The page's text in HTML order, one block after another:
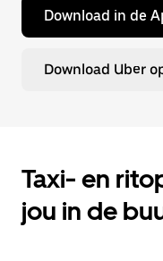
Download in de
Download Uber
Taxi- en
jou in de